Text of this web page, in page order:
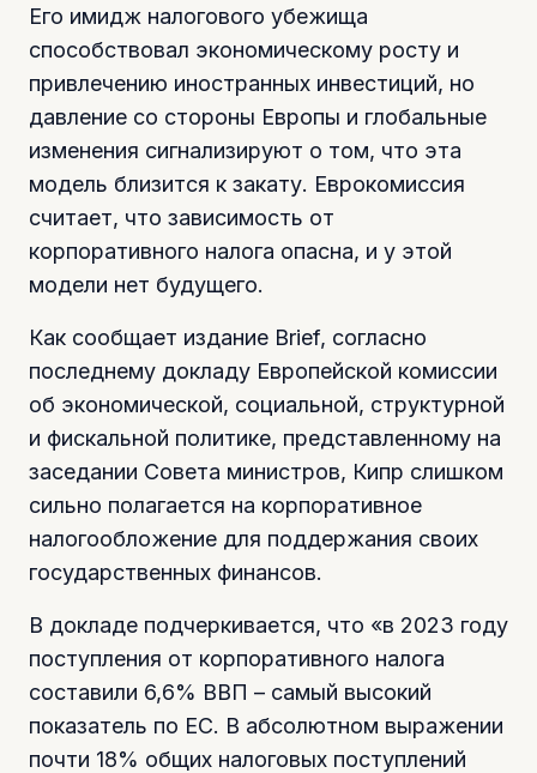
Его имидж налогового убежища
способствовал экономическому росту и
привлечению иностранных инвестиций, но
давление со стороны Европы и глобальные
изменения сигнализируют о том, что эта
модель близится к закату. Еврокомиссия
считает, что зависимость от
корпоративного налога опасна, и у этой
модели нет будущего.
Как сообщает издание Brief, согласно
последнему докладу Европейской комиссии
об экономической, социальной, структурной
и фискальной политике, представленному на
заседании Совета министров, Кипр слишком
сильно полагается на корпоративное
налогообложение для поддержания своих
государственных финансов.
В докладе подчеркивается, что «в 2023 году
поступления от корпоративного налога
составили 6,6% ВВП – самый высокий
показатель по ЕС. В абсолютном выражении
почти 18% общих налоговых поступлений